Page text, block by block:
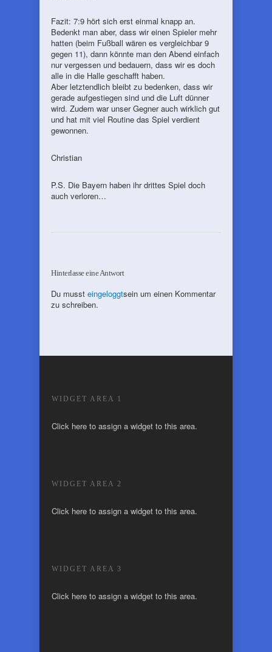
Fazit: 7:9 hört sich erst einmal knapp an.
Bedenkt man aber, dass wir einen Spieler mehr
hatten (beim Fußball wären es vergleichbar 9
gegen 11), dann könnte man den Abend einfach
nur vergessen und bedauern, dass wir es doch
alle in die Halle geschafft haben.
Aber letztendlich bleibt zu bedenken, dass wir
gerade aufgestiegen sind und die Luft dünner
wird. Zudem war unser Gegner auch wirklich gut
und hat mit viel Routine das Spiel verdient
gewonnen.
Christian
P.S. Die Bayern haben ihr drittes Spiel doch
auch verloren…
Hinterlasse eine Antwort
Du musst eingeloggtsein um einen Kommentar
zu schreiben.
WIDGET AREA 1
Click here to assign a widget to this area.
WIDGET AREA 2
Click here to assign a widget to this area.
WIDGET AREA 3
Click here to assign a widget to this area.